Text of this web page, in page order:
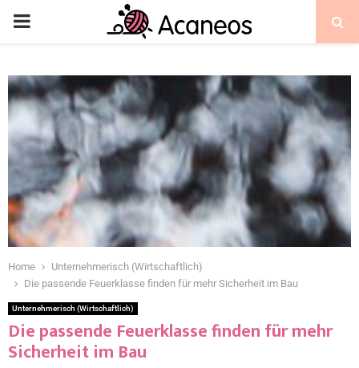
Home
Unternehmerisch (Wirtschaftlich)
Die passende Feuerklasse finden für mehr Sicherheit im Bau
Unternehmerisch (Wirtschaftlich)
Die passende Feuerklasse finden für mehr
Sicherheit im Bau